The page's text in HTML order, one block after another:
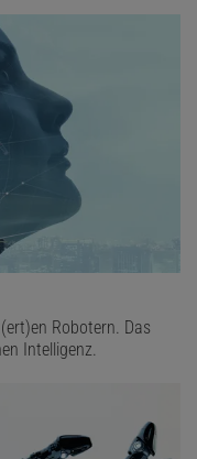
Robotern. Das
Intelligenz.